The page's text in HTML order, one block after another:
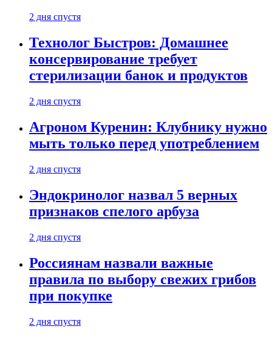
2 дня спустя
Технолог Быстров: Домашнее
консервирование требует
стерилизации банок и продуктов
2 дня спустя
Агроном Куренин: Клубнику нужно
мыть только перед употреблением
2 дня спустя
Эндокринолог назвал 5 верных
признаков спелого арбуза
2 дня спустя
Россиянам назвали важные
правила по выбору свежих грибов
при покупке
2 дня спустя